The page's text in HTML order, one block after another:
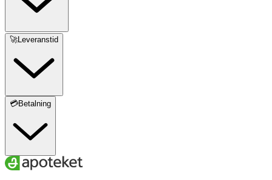
🚀Leveranstid
💳Betalning